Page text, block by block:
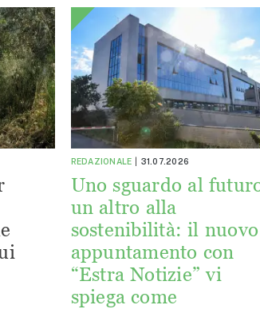
REDAZIONALE 31.07.2026
Uno sguardo al
un altro alla
sostenibilità: il nuovo
appuntamento con
“Estra Notizie” vi
spiega come